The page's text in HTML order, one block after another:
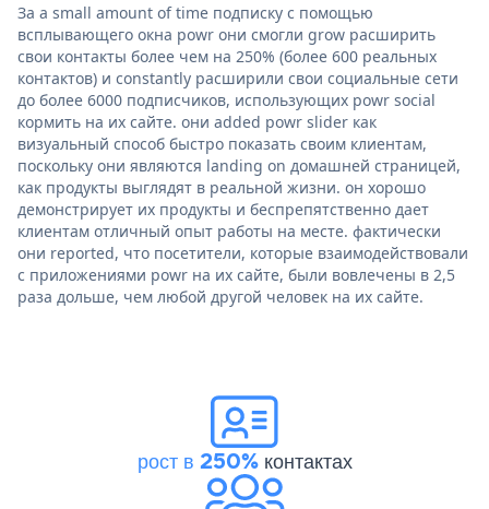
За a small amount of time подписку с помощью
всплывающего окна powr они смогли grow расширить
свои контакты более чем на 250% (более 600 реальных
контактов) и constantly расширили свои социальные сети
до более 6000 подписчиков, использующих powr social
кормить на их сайте. они added powr slider как
визуальный способ быстро показать своим клиентам,
поскольку они являются landing on домашней страницей,
как продукты выглядят в реальной жизни. он хорошо
демонстрирует их продукты и беспрепятственно дает
клиентам отличный опыт работы на месте. фактически
они reported, что посетители, которые взаимодействовали
с приложениями powr на их сайте, были вовлечены в 2,5
раза дольше, чем любой другой человек на их сайте.
рост в 250%контактах